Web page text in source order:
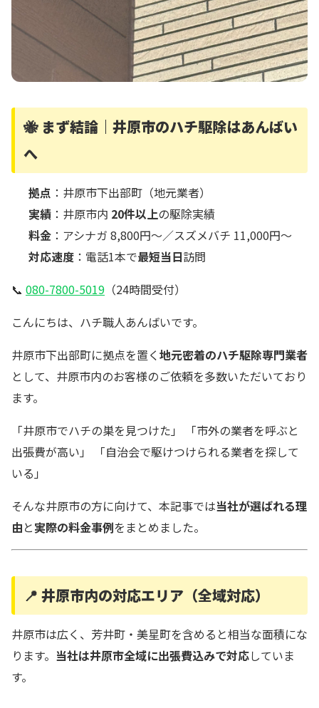
🐝 まず結論｜井原市のハチ駆除はあんばい
へ
拠点 ：井原市下出部町（地元業者）
実績 ：井原市内 20件以上の駆除実績
料金 ：アシナガ 8,800円〜／スズメバチ 11,000円〜
対応速度 ：電話1本で最短当日訪問
📞 080-7800-5019 （24時間受付）
こんにちは、ハチ職人あんばいです。
井原市下出部町に拠点を置く 地元密着のハチ駆除専門業者
として、井原市内のお客様のご依頼を多数いただいており
ます。
「井原市でハチの巣を見つけた」 「市外の業者を呼ぶと
出張費が高い」 「自治会で駆けつけられる業者を探して
いる」
そんな井原市の方に向けて、本記事では当社が選ばれる理
由と実際の料金事例をまとめました。
📍 井原市内の対応エリア（全域対応）
井原市は広く、芳井町・美星町を含めると相当な面積にな
ります。 当社は井原市全域に出張費込みで対応していま
す。